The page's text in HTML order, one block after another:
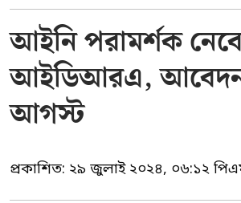
আইনি পরামর্শক
আইডিআরএ,
আগস্ট
প্রকাশিত: ২৯ জুলাই ২০২৪, ০৬:১২